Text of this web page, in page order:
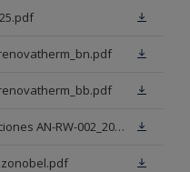
DoP_Declaración de Prestaciones AN-RW-002_2025 Renovatherm Mix